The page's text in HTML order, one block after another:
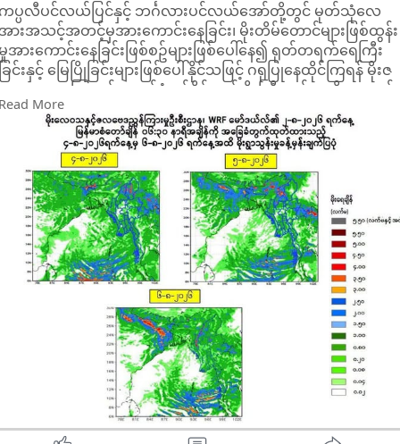
ပ္ပလီပင်လယ်ပြင်နှင့် ဘင်္ဂလားပင်လယ်အော်တို့တွင် မုတ်သုံလေ
ားအသင့်အတင့်မှအားကောင်းနေခြင်း၊ မိုးတိမ်တောင်များဖြစ်ထွန်း
အားကောင်းနေခြင်းဖြစ်စဥ်များဖြစ်ပေါ်နေ၍ ရုတ်တရက်ရေကြီး
ြင်းနှင့် မြေပြိုခြင်းများဖြစ်ပေါ်နိုင်သဖြင့် ဂရုပြုနေထိုင်ကြရန် မိုးဇ
က ယနေ့ သြဂုတ် ၃ ရက်နံနက်ပိုင်းတွင် မိုးကြီးမည့်သတိပေးချက်
မှတ်စဉ်(၃၄/၂၀၂၆)အဖြစ် သတိပေးခဲ့သည်။
င်း ရာသီဥတုဖြစ်စဥ်(၂)ခုကြောင့် ယနေ့ သြဂုတ် ၃ ရက်နံနက်ပိုင်း
သြဂုတ် ၆ ရက်အတွင်း ရန်ကုန်တိုင်း၊ နေပြည်တော်၊ မန္တလေးတိုင်း၊
ခူးတိုင်း၊ စစ်ကိုင်းတိုင်း (အထက်ပိုင်း)၊ ဧရာဝတီတိုင်း၊
နင်္သာရီတိုင်း၊ ကချင် ပြည်နယ်၊ ကယားပြည်နယ်၊ ကရင်ပြည်နယ်၊
ျင်းပြည် နယ်၊ မွန်ပြည်နယ်၊ ရခိုင်ပြည်နယ်နှင့် ရှမ်းပြည်နယ်တို့တွင်
ေရာစိပ်စိပ်မှ နေရာအနှံ့အပြားမိုးထစ်ချုန်းရွာ သွန်းနိုင်သည်ဟု
ည်း အသိပေးခဲ့သည်။
သို့ မိုးသည်းထန်စွာရွာသွန်းခြင်းနှင့်အတူ လေပြင်းတိုက်ခတ်ခြင်း၊
တ်တရက်ရေကြီးခြင်းနှင့် မြေပြိုခြင်းဘေးအန္တရာယ်များဖြစ်ပေါ်
င်၍ ကုန်းမြင့်ဒေသအနီးနေထိုင်သူများအနေဖြင့် မြေပြိုမှုအန္တရာယ်
င့် မြစ်ငယ် ၊ ချောင်းငယ်များအနီးနေထိုင်ကြသူများအနေဖြင့် ရေ
ြီး၊ ရေလျှံမှုများကိုကြိုတင်သတိပြုကြရန် မိုးဇလကသတိပေးခဲ့
အတူ ပြည်တွင်းလေကြောင်းပျံသန်းရေး၊ မြန်မာ့ကမ်းရိုးတန်း
စ်လျှောက်နှင့် ကမ်းလွန်ပင်လယ်ပြင်တို့ရှိ ကမ်းနီး၊ ကမ်းဝေးငါး
မ်းရေယာဉ်များ၊ သင်္ဘောများအနေဖြင့်လည်းကြိုတင်သတိပြုကြ
More